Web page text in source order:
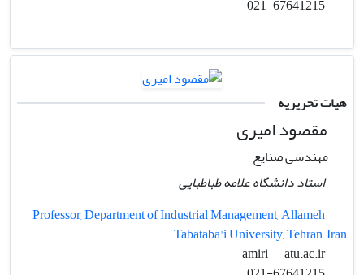
هیات تحریریه
مقصود امیری
مهندسی صنایع
استاد دانشگاه علامه طباطبایی
Professor, Department of Industrial Management, Allameh
Tabataba'i University, Tehran, Iran
amiri
atu.ac.ir